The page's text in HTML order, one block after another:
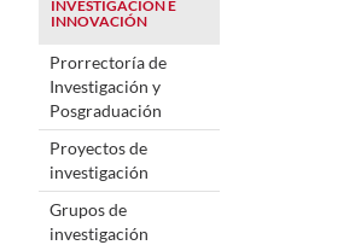
INVESTIGACIÓN E
INNOVACIÓN
Prorrectoría de
Investigación y
Posgraduación
Proyectos de
investigación
Grupos de
investigación